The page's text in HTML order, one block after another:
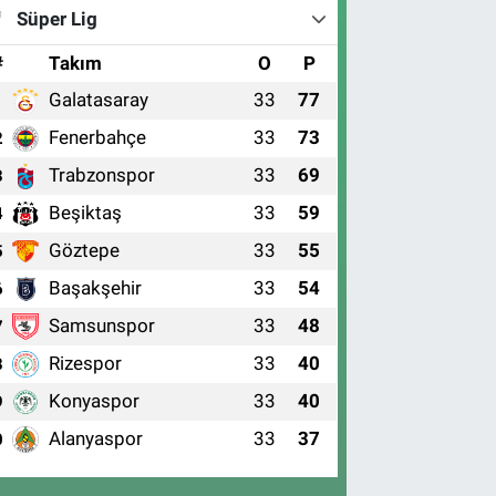
Süper Lig
Takım O P
Galatasaray 33 77
Fenerbahçe 33 73
Trabzonspor 33 69
Beşiktaş 33 59
Göztepe 33 55
Başakşehir 33 54
Samsunspor 33 48
Rizespor 33 40
Konyaspor 33 40
Alanyaspor 33 37